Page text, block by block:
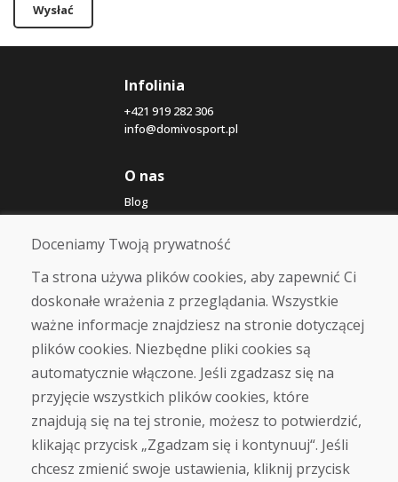
Wysłać
Infolinia
+421 919 282 306
info@domivosport.pl
O nas
Blog
O nas
Sklep
Kontakt
Zakup
Sklep internetowy
Warunki handlowe
Transport
Zapłata
Skarga
Zwrot i wymiana towaru
Ochrona danych osobowych
Cookies
Doceniamy Twoją prywatność
Ta strona używa plików cookies, aby zapewnić Ci
doskonałe wrażenia z przeglądania. Wszystkie
ważne informacje znajdziesz na stronie dotyczącej
plików cookies. Niezbędne pliki cookies są
automatycznie włączone. Jeśli zgadzasz się na
przyjęcie wszystkich plików cookies, które
znajdują się na tej stronie, możesz to potwierdzić,
klikając przycisk „Zgadzam się i kontynuuj“. Jeśli
chcesz zmienić swoje ustawienia, kliknij przycisk